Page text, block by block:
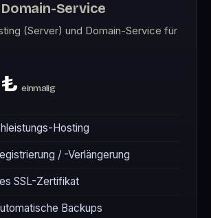
Service
(Server) und Domain-Service für
einmalig
Hosting
/ -Verlängerung
SSL-Zertifikat
Backups